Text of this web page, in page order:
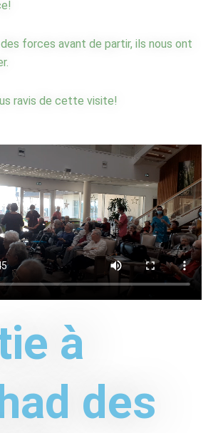
forces avant de partir, ils nous ont
ravis de cette visite!
à
des